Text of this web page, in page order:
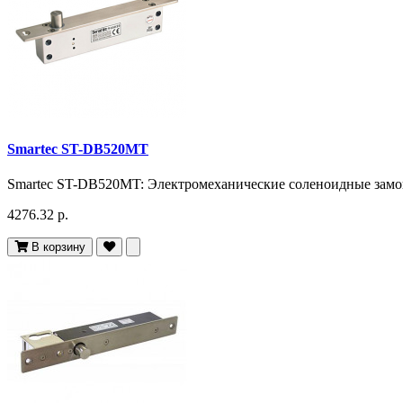
Smartec ST-DB520MT
Smartec ST-DB520MT: Электромеханические соленоидные
4276.32 р.
В корзину